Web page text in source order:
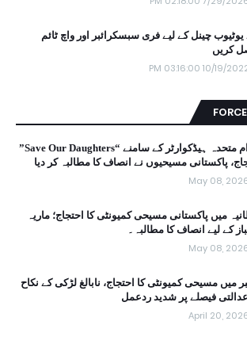
یوٹیوب چینل کے لیے فری سبسکرائبر اور واچ ٹائم
کریں
10/19/2022 03:16:00
اقوام متحدہ ہیڈکوارٹر کے سامنے “Save Our Daughters”
پاکستانی مسیحیوں نے انصاف کا مطالبہ کر دیا
May 08,
میں پاکستانی مسیحی کمیونٹی کا احتجاج؛ ماریہ
کے لیے انصاف کا مطالبہ۔
May 08,
میں مسیحی کمیونٹی کا احتجاج، نابالغ لڑکی کے نکاح
فیصلے پر شدید ردعمل
April 20,